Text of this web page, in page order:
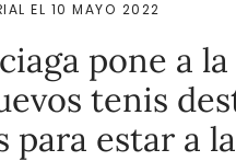
EL 10 MAYO 2022
pone a
tenis
para estar a